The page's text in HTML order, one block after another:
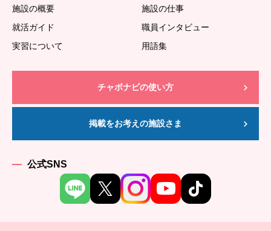
施設の概要
施設の仕事
就活ガイド
職員インタビュー
実習について
用語集
チャボナビの使い方
掲載をお考えの施設さま
公式SNS